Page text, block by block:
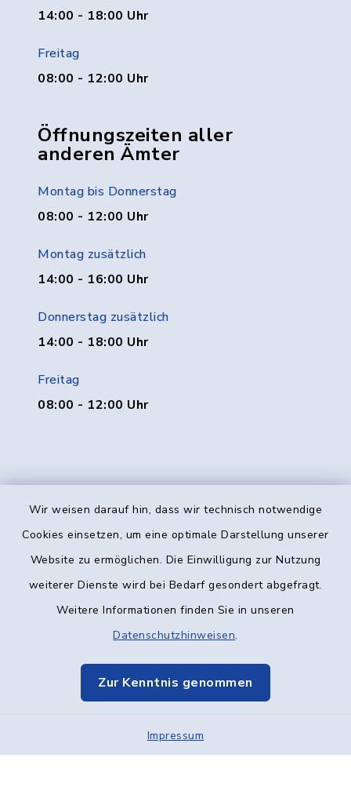
Wir weisen darauf hin, dass wir technisch notwendige
Cookies einsetzen, um eine optimale Darstellung unserer
Website zu ermöglichen. Die Einwilligung zur Nutzung
weiterer Dienste wird bei Bedarf gesondert abgefragt.
Weitere Informationen finden Sie in unseren
Datenschutzhinweisen.
Zur Kenntnis genommen
Impressum
14:00 - 18:00 Uhr
Freitag
08:00 - 12:00 Uhr
Öffnungszeiten aller
anderen Ämter
Montag bis Donnerstag
08:00 - 12:00 Uhr
Montag zusätzlich
14:00 - 16:00 Uhr
Donnerstag zusätzlich
14:00 - 18:00 Uhr
Freitag
08:00 - 12:00 Uhr
Kontakt
Datenschutz
Elektronische Kommunikation
Sitemap